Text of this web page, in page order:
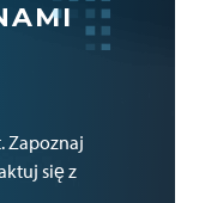
Zapoznaj
się z